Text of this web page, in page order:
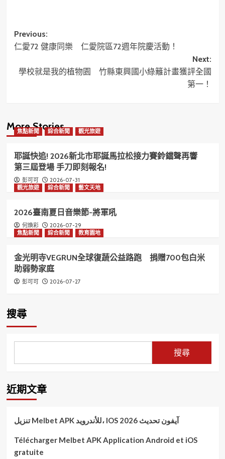
Post
navigation
Previous:
仁愛72 健康同樂 仁愛院區72週年院慶活動！
Next:
學校就是我的植物園 竹縣東興國小綠籬計畫獲評全國
第一！
More Stories
焦點新聞 綜合新聞 觀光旅遊
耶誕快追! 2026新北市耶誕馬拉松接力賽鈴鐺聲再響
第三屆登場 手刀即刻報名!
彭可可
2026-07-31
觀光旅遊
綜合新聞 藝文天地
2026臺南夏日音樂節-將軍吼
何煥彩
2026-07-29
焦點新聞
綜合新聞 教育園地
金光明寺VEGRUN全球復蔬公益路跑 捐贈700包白米
助弱勢家庭
彭可可 2026-07-27
搜尋
搜尋
近期文章
تنزيل Melbet APK للأندرويد، IOS آيفون تحديث 2026
Télécharger Melbet APK Application Android et iOS
gratuite